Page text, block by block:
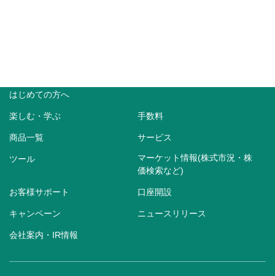
はじめての方へ
楽しむ・学ぶ 手数料
商品一覧 サービス
ツール
マーケット情報(株式市況・株
価検索など)
お客様サポート 口座開設
キャンペーン ニュースリリース
会社案内・IR情報